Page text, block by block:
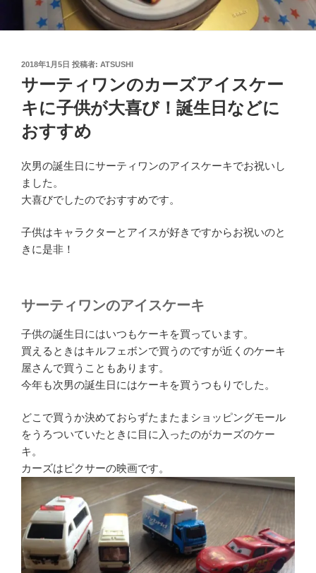
投
稿
日:
2018年1月5日 投稿者: ATSUSHI
サーティワンのカーズアイスケー
キに子供が大喜び！誕生日などに
おすすめ
次男の誕生日にサーティワンのアイスケーキでお祝いし
ました。
大喜びでしたのでおすすめです。
子供はキャラクターとアイスが好きですからお祝いのと
きに是非！
サーティワンのアイスケーキ
子供の誕生日にはいつもケーキを買っています。
買えるときはキルフェボンで買うのですが近くのケーキ
屋さんで買うこともあります。
今年も次男の誕生日にはケーキを買うつもりでした。
どこで買うか決めておらずたまたまショッピングモール
をうろついていたときに目に入ったのがカーズのケー
キ。
カーズはピクサーの映画です。